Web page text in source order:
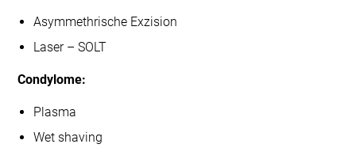
Asymmethrische Exzision
Laser – SOLT
Condylome:
Plasma
Wet shaving